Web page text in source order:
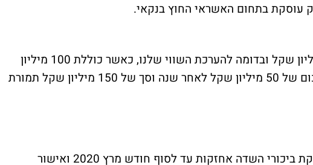
עוסקת בתחום האשראי החוץ בנקאי.
תמורת המכירה מסתכמת בכ-300 מיליון שקל ובדומה להערכת השווי שלנו, כאשר כוללת 100 מיליון
שקל במזומן עם השלמת העסקה, סכום של 50 מיליון שקל לאחר שנה וסך של 150 מיליון שקל תמורת
נדגיש כי המהלך יושלם בכפוף להנפקת ביכורי השדה אחזקות עד לסוף חודש מרץ 2020 ואישור